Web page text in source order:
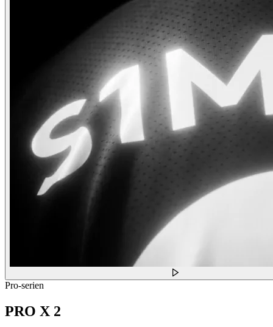
Pro-serien
PRO X 2